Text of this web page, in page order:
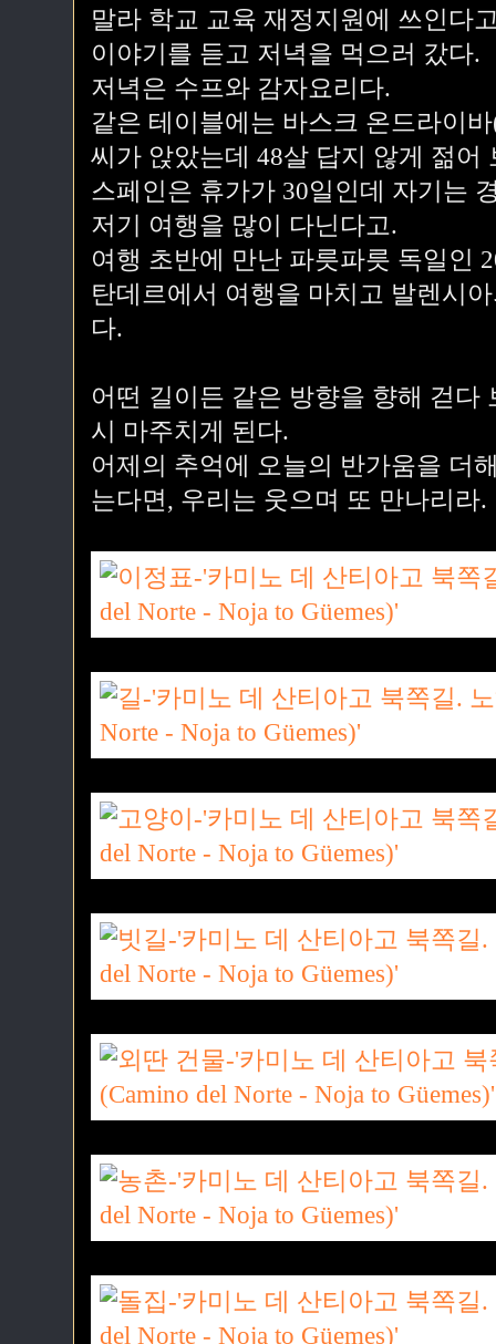
말라 학교 교육 재정지원에 쓰인다
이야기를 듣고 저녁을 먹으러 갔다.
저녁은 수프와 감자요리다.
같은 테이블에는 바스크 온드라이
씨가 앉았는데 48살 답지 않게 젊어
스페인은 휴가가 30일인데 자기는
저기 여행을 많이 다닌다고.
여행 초반에 만난 파릇파릇 독일인
탄데르에서 여행을 마치고 발렌시
다.
어떤 길이든 같은 방향을 향해 걷다
시 마주치게 된다.
어제의 추억에 오늘의 반가움을 더
는다면, 우리는 웃으며 또 만나리라.